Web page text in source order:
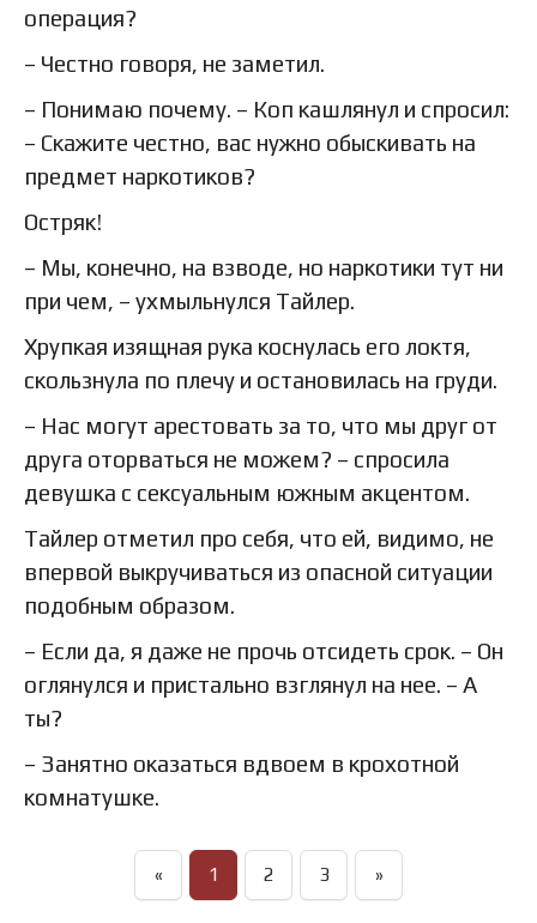
операция?
– Честно говоря, не заметил.
– Понимаю почему. – Коп кашлянул и спросил:
– Скажите честно, вас нужно обыскивать на
предмет наркотиков?
Остряк!
– Мы, конечно, на взводе, но наркотики тут ни
при чем, – ухмыльнулся Тайлер.
Хрупкая изящная рука коснулась его локтя,
скользнула по плечу и остановилась на груди.
– Нас могут арестовать за то, что мы друг от
друга оторваться не можем? – спросила
девушка с сексуальным южным акцентом.
Тайлер отметил про себя, что ей, видимо, не
впервой выкручиваться из опасной ситуации
подобным образом.
– Если да, я даже не прочь отсидеть срок. – Он
оглянулся и пристально взглянул на нее. – А
ты?
– Занятно оказаться вдвоем в крохотной
комнатушке.
« 1 2 3 »